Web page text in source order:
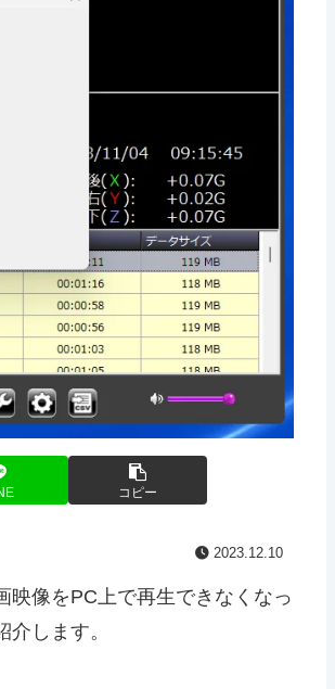
コピー
2023.12.10
映像をPC上で再生できなくなっ
します。